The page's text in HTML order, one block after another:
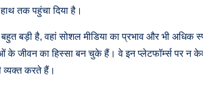
तक पहुंचा दिया है।
बड़ी है, वहां सोशल मीडिया का प्रभाव और भी अधिक
के जीवन का हिस्सा बन चुके हैं। वे इन प्लेटफॉर्म्स पर न
व्यक्त करते हैं।